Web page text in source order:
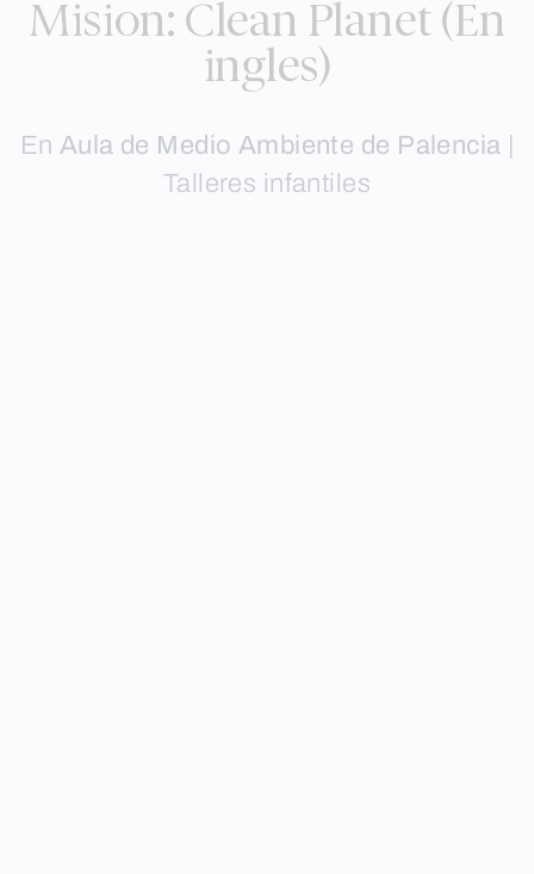
Mision: Clean Planet (En
ingles)
En Aula de Medio Ambiente de Palencia
Talleres infantiles